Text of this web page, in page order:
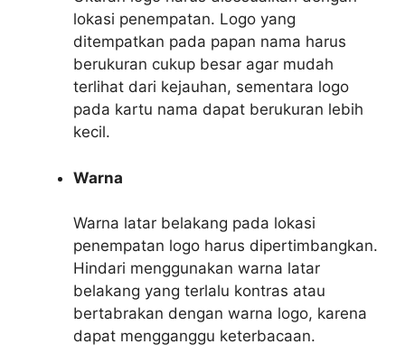
lokasi penempatan. Logo yang
ditempatkan pada papan nama harus
berukuran cukup besar agar mudah
terlihat dari kejauhan, sementara logo
pada kartu nama dapat berukuran lebih
kecil.
Warna
Warna latar belakang pada lokasi
penempatan logo harus dipertimbangkan.
Hindari menggunakan warna latar
belakang yang terlalu kontras atau
bertabrakan dengan warna logo, karena
dapat mengganggu keterbacaan.